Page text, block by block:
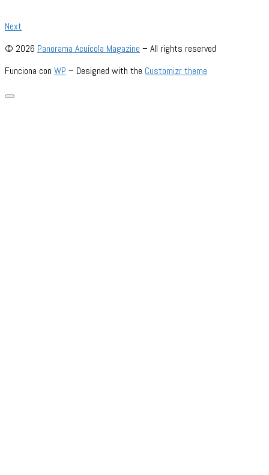
Next
© 2026 Panorama Acuícola Magazine – All rights reserved
Funciona con WP – Designed with the Customizr theme